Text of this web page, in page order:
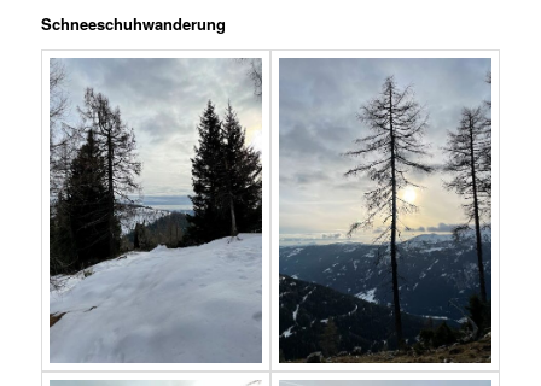
Schneeschuhwanderung